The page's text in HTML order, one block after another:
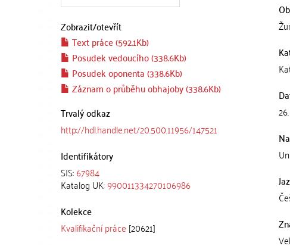
Zobrazit/otevřít
Text práce (592.1Kb)
Posudek vedoucího (338.6Kb)
Posudek oponenta (338.6Kb)
Záznam o průběhu obhajoby (338.6Kb)
Trvalý odkaz
http://hdl.handle.net/20.500.11956/147521
Identifikátory
SIS:67984
Katalog UK:990011334270106986
Kolekce
Kvalifikační práce [20621]